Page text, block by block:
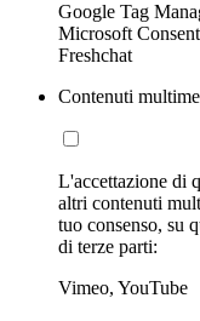
Google Tag
Microsoft
Freshchat
Contenuti
L'accettazione di
altri contenuti
tuo consenso, su
di terze parti:
Vimeo, YouTube